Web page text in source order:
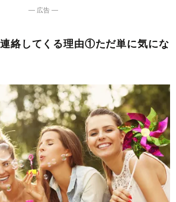
― 広告 ―
絡してくる理由①ただ単に気にな